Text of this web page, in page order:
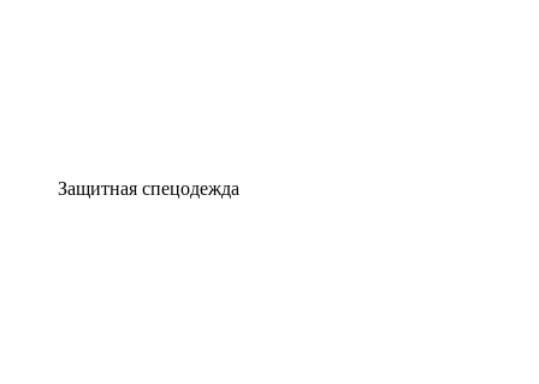
Защитная спецодежда